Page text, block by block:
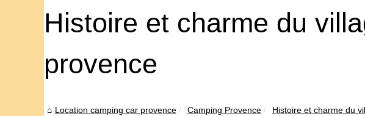
Histoire et charme du
provence
Location camping car provence Camping Provence Histoire et charme du